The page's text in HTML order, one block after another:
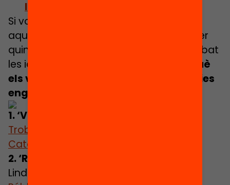
les famílies
Si voleu començar a posar en pràctica
aquestes estratègies, però no sabeu per
quins llibres començar, o se us han acabat
les idees, us portem
vuit opcions perquè
els vostres infants gaudeixin d’històries
engrescadores
1. ‘Vull el meu barret’
Troba’l a les Biblioteques Públiques de
Catalunya
2. ‘Ronia: la filla del bandoler’,
Lindgren.